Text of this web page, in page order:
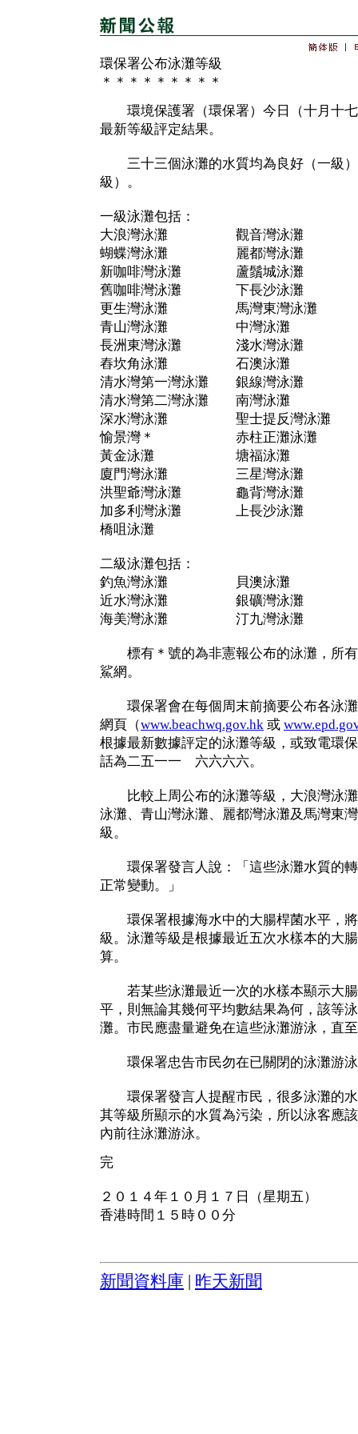
環保署公布泳灘等級
＊＊＊＊＊＊＊＊＊
環境保護署（環保署）今日（十月十七
最新等級評定結果。
三十三個泳灘的水質均為良好（一級）
級）。
一級泳灘包括：
大浪灣泳灘 觀音灣泳灘
蝴蝶灣泳灘 麗都灣泳灘
新咖啡灣泳灘 蘆鬚城泳灘
舊咖啡灣泳灘 下長沙泳灘
更生灣泳灘 馬灣東灣泳灘
青山灣泳灘 中灣泳灘
長洲東灣泳灘 淺水灣泳灘
舂坎角泳灘 石澳泳灘
清水灣第一灣泳灘 銀線灣泳灘
清水灣第二灣泳灘 南灣泳灘
深水灣泳灘 聖士提反灣泳灘
愉景灣＊ 赤柱正灘泳灘
黃金泳灘 塘福泳灘
廈門灣泳灘 三星灣泳灘
洪聖爺灣泳灘 龜背灣泳灘
加多利灣泳灘 上長沙泳灘
橋咀泳灘
二級泳灘包括：
釣魚灣泳灘 貝澳泳灘
近水灣泳灘 銀礦灣泳灘
海美灣泳灘 汀九灣泳灘
標有＊號的為非憲報公布的泳灘，所有
鯊網。
環保署會在每個周末前摘要公布各泳灘
網頁（www.beachwq.gov.hk 或
根據最新數據評定的泳灘等級，或致電環
話為二五一一 六六六六。
比較上周公布的泳灘等級，大浪灣泳灘
泳灘、青山灣泳灘、麗都灣泳灘及馬灣東
級。
環保署發言人說：「這些泳灘水質的轉
正常變動。」
環保署根據海水中的大腸桿菌水平，將
級。泳灘等級是根據最近五次水樣本的大
算。
若某些泳灘最近一次的水樣本顯示大腸
平，則無論其幾何平均數結果為何，該等
灘。市民應盡量避免在這些泳灘游泳，直
環保署忠告市民勿在已關閉的泳灘游
環保署發言人提醒市民，很多泳灘的水
其等級所顯示的水質為污染，所以泳客應
內前往泳灘游泳。
完
２０１４年１０月１７日（星期五）
香港時間１５時００分
新聞資料庫 昨天新聞